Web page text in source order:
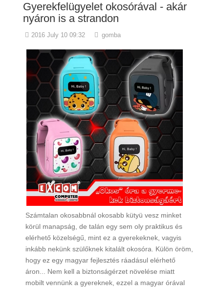
Gyerekfelügyelet okosórával - akár
nyáron is a strandon
2016 July 10 09:32 gomba
Számtalan okosabbnál okosabb kütyü vesz minket
körül manapság, de talán egy sem oly praktikus és
elérhető közelségű, mint ez a gyerekeknek, vagyis
inkább nekünk szülőknek kitalált okosóra. Külön öröm,
hogy ez egy magyar fejlesztés ráadásul elérhető
áron... Nem kell a biztonságérzet növelése miatt
mobilt vennünk a gyereknek, ezzel a magyar órával